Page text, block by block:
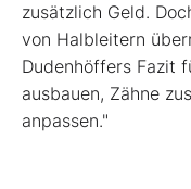
zusätzlich Geld.
von Halbleitern
Dudenhöffers Fazit
ausbauen, Zähne
anpassen."